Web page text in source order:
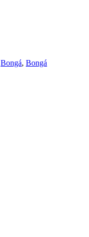
Bongá, Bongá